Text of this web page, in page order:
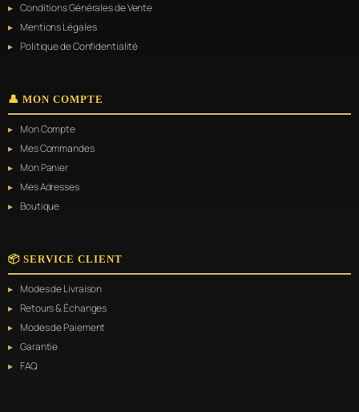
Conditions Générales de Vente
Mentions Légales
Politique de Confidentialité
👤 MON COMPTE
Mon Compte
Mes Commandes
Mon Panier
Mes Adresses
Boutique
📦 SERVICE CLIENT
Modes de Livraison
Retours & Échanges
Modes de Paiement
Garantie
FAQ